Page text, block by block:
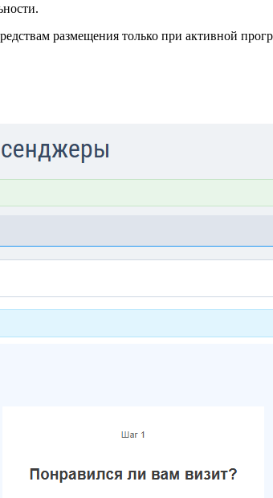
размещения только при активной